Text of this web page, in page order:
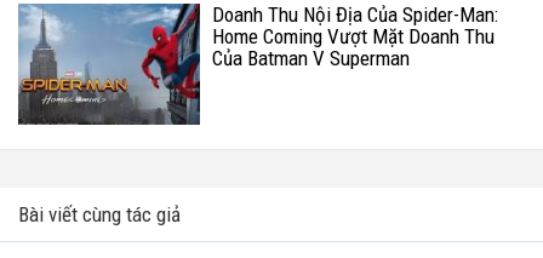
Doanh Thu Nội Địa Của Spider-Man:
Home Coming Vượt Mặt Doanh Thu
Của Batman V Superman
Bài viết cùng tác giả